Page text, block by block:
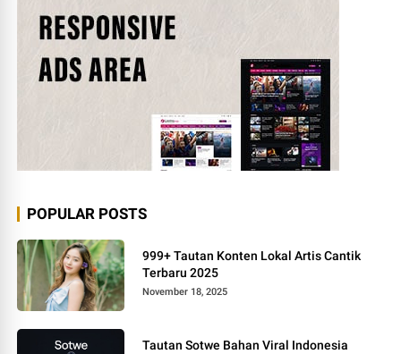
POPULAR POSTS
999+ Tautan Konten Lokal Artis Cantik
Terbaru 2025
November 18, 2025
Tautan Sotwe Bahan Viral Indonesia